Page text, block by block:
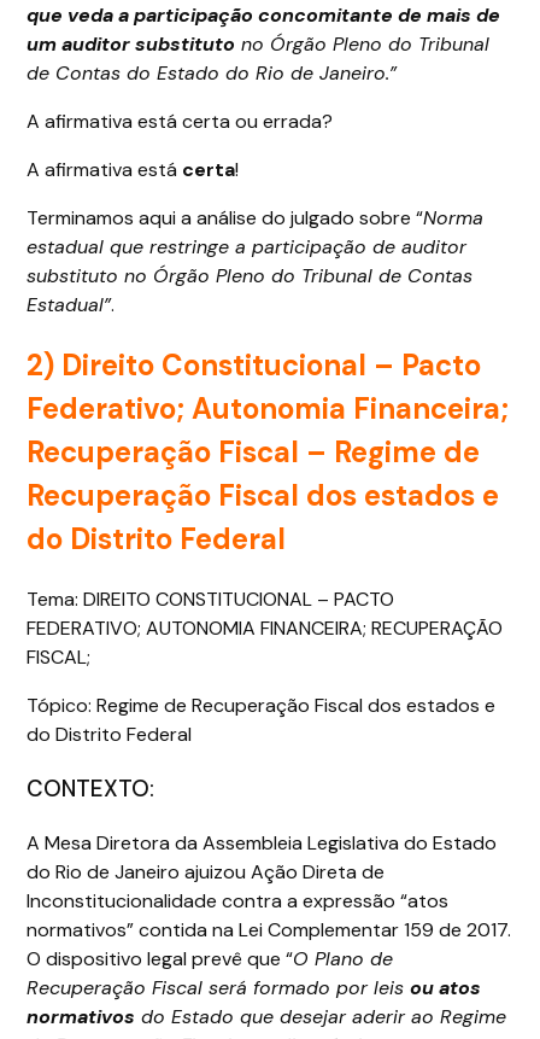
que veda a participação concomitante de mais de
um auditor substituto no Órgão Pleno do Tribunal
de Contas do Estado do Rio de Janeiro.”
A afirmativa está certa ou errada?
A afirmativa está certa!
Terminamos aqui a análise do julgado sobre “Norma
estadual que restringe a participação de auditor
substituto no Órgão Pleno do Tribunal de Contas
Estadual”.
2) Direito Constitucional – Pacto
Federativo; Autonomia Financeira;
Recuperação Fiscal – Regime de
Recuperação Fiscal dos estados e
do Distrito Federal
Tema: DIREITO CONSTITUCIONAL – PACTO
FEDERATIVO; AUTONOMIA FINANCEIRA; RECUPERAÇÃO
FISCAL;
Tópico: Regime de Recuperação Fiscal dos estados e
do Distrito Federal
CONTEXTO:
A Mesa Diretora da Assembleia Legislativa do Estado
do Rio de Janeiro ajuizou Ação Direta de
Inconstitucionalidade contra a expressão “atos
normativos” contida na Lei Complementar 159 de 2017.
O dispositivo legal prevê que “O Plano de
Recuperação Fiscal será formado por leisou atos
normativos do Estado que desejar aderir ao Regime